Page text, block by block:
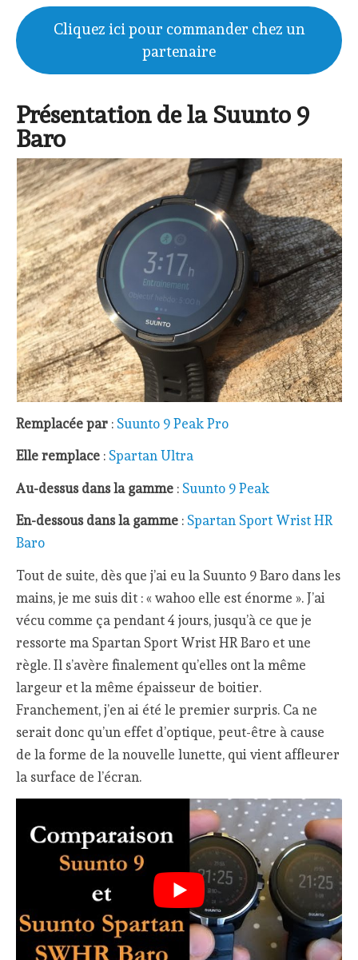
Cliquez ici pour commander chez un
partenaire
Présentation de la Suunto 9
Baro
Remplacée par : Suunto 9 Peak Pro
Elle remplace : Spartan Ultra
Au-dessus dans la gamme : Suunto 9 Peak
En-dessous dans la gamme : Spartan Sport Wrist HR
Baro
Tout de suite, dès que j’ai eu la Suunto 9 Baro dans les
mains, je me suis dit : « wahoo elle est énorme ». J’ai
vécu comme ça pendant 4 jours, jusqu’à ce que je
ressorte ma Spartan Sport Wrist HR Baro et une
règle. Il s’avère finalement qu’elles ont la même
largeur et la même épaisseur de boitier.
Franchement, j’en ai été le premier surpris. Ca ne
serait donc qu’un effet d’optique, peut-être à cause
de la forme de la nouvelle lunette, qui vient affleurer
la surface de l’écran.